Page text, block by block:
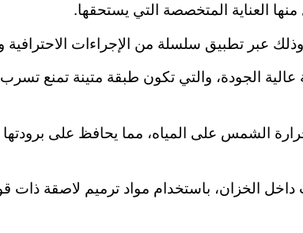
العناية المتخصصة التي يستحقها.
عبر تطبيق سلسلة من الإجراءات الاحترافية
الجودة، والتي تكون طبقة متينة تمنع تسرب
الشمس على المياه، مما يحافظ على
الخزان، باستخدام مواد ترميم لاصقة ذات